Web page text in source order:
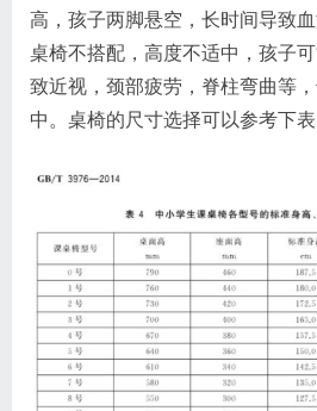
高，孩子两脚悬空，长时间导致血
桌椅不搭配，高度不适中，孩子
致近视，颈部疲劳，脊柱弯曲等
中。桌椅的尺寸选择可以参考下表